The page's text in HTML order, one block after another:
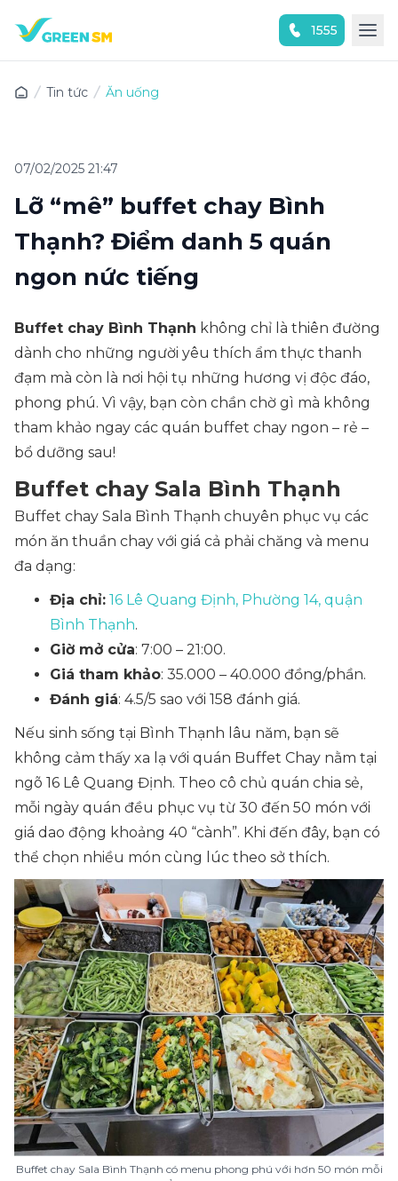
1555
Tin tức Ăn uống
07/02/2025 21:47
Lỡ “mê” buffet chay Bình
Thạnh? Điểm danh 5 quán
ngon nức tiếng
Buffet chay Bình Thạnh không chỉ là thiên đường
dành cho những người yêu thích ẩm thực thanh
đạm mà còn là nơi hội tụ những hương vị độc đáo,
phong phú. Vì vậy, bạn còn chần chờ gì mà không
tham khảo ngay các quán buffet chay ngon – rẻ –
bổ dưỡng sau!
Buffet chay Sala Bình Thạnh
Buffet chay Sala Bình Thạnh chuyên phục vụ các
món ăn thuần chay với giá cả phải chăng và menu
đa dạng:
Địa chỉ: 16 Lê Quang Định, Phường 14, quận
Bình Thạnh.
Giờ mở cửa: 7:00 – 21:00.
Giá tham khảo: 35.000 – 40.000 đồng/phần.
Đánh giá: 4.5/5 sao với 158 đánh giá.
Nếu sinh sống tại Bình Thạnh lâu năm, bạn sẽ
không cảm thấy xa lạ với quán Buffet Chay nằm tại
ngõ 16 Lê Quang Định. Theo cô chủ quán chia sẻ,
mỗi ngày quán đều phục vụ từ 30 đến 50 món với
giá dao động khoảng 40 “cành”. Khi đến đây, bạn có
thể chọn nhiều món cùng lúc theo sở thích.
Buffet chay Sala Bình Thạnh có menu phong phú với hơn 50 món mỗi